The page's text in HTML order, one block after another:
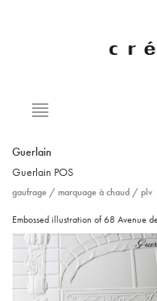
Guerlain
Guerlain POS
gaufrage / marquage à chaud / plv
Embossed illustration of 68 Avenue